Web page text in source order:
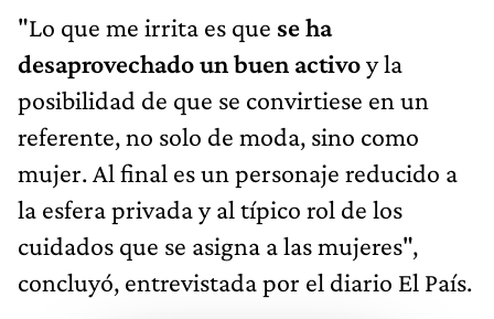
"Lo que me irrita es que se ha
desaprovechado un buen activoy la
posibilidad de que se convirtiese en un
referente, no solo de moda, sino como
mujer. Al final es un personaje reducido a
la esfera privada y al típico rol de los
cuidados que se asigna a las mujeres",
concluyó, entrevistada por el diario El País.